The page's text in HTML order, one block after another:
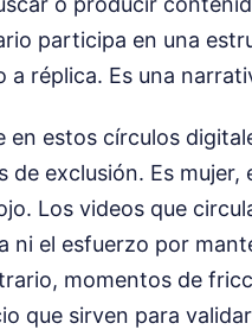
participa en una
réplica. Es una
en estos círculos
de exclusión. Es
Los videos que
ni el esfuerzo por
momentos de
que sirven para